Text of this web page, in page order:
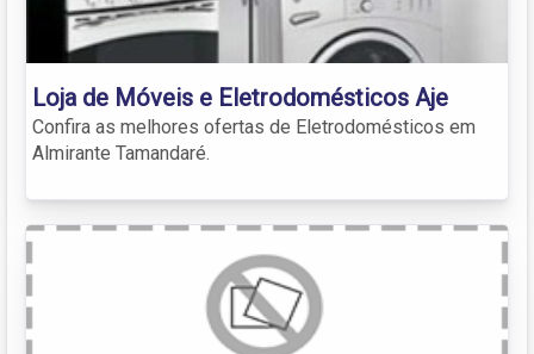
Loja de Móveis e Eletrodomésticos Aje
Confira as melhores ofertas de Eletrodomésticos em
Almirante Tamandaré.